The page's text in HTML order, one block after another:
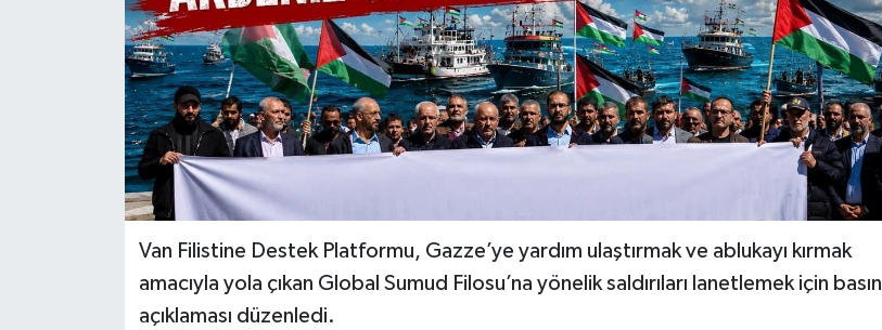
Van Filistine Destek Platformu, Gazze’ye yardım ulaştırmak ve ablukayı kırmak
amacıyla yola çıkan Global Sumud Filosu’na yönelik saldırıları lanetlemek için basın
açıklaması düzenledi.